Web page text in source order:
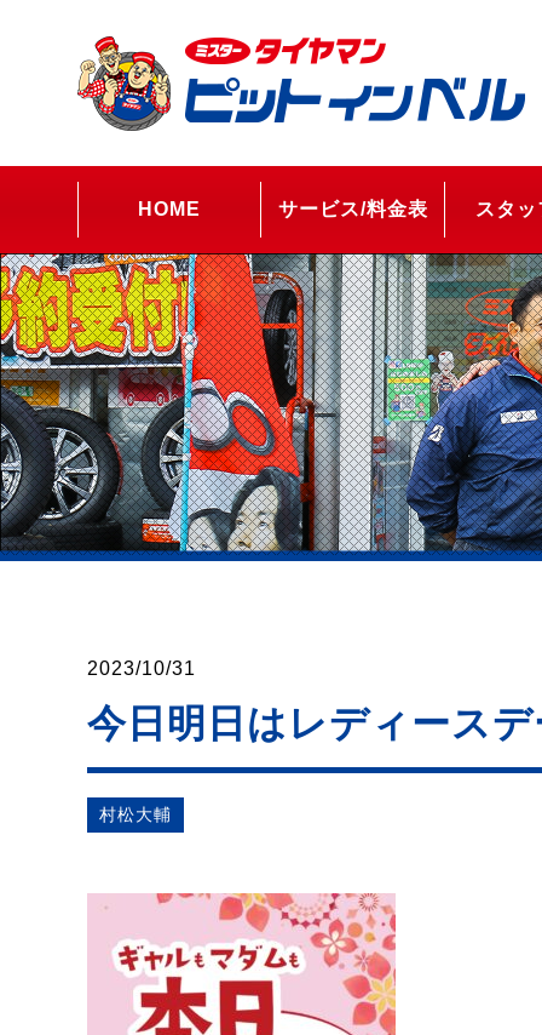
HOME サービス/料金表 スタ
2023/10/31
今日明日はレディースデ
村松⼤輔